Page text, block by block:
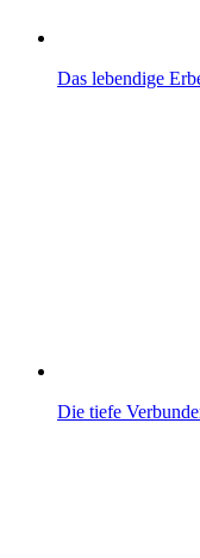
Das lebendige
Die tiefe